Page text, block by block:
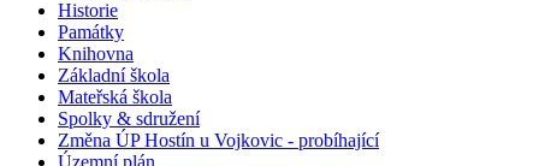
Historie
Památky
Knihovna
Základní škola
Mateřská škola
Spolky & sdružení
Změna ÚP Hostín u Vojkovic - probíhající
Územní plán